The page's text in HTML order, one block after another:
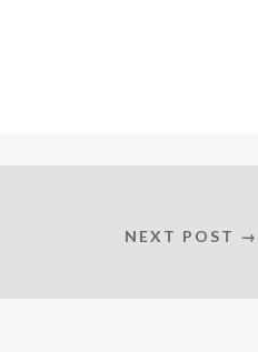
NEXT POST →